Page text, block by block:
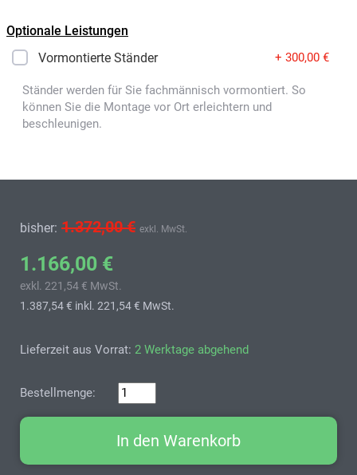
Optionale Leistungen
Vormontierte Ständer
+ 300,00 €
Ständer werden für Sie fachmännisch vormontiert. So
können Sie die Montage vor Ort erleichtern und
beschleunigen.
bisher: 1.372,00 € exkl. MwSt.
1.166,00 €
exkl. 221,54 € MwSt.
1.387,54 € inkl. 221,54 € MwSt.
Lieferzeit aus Vorrat: 2 Werktage abgehend
Bestellmenge:
In den Warenkorb